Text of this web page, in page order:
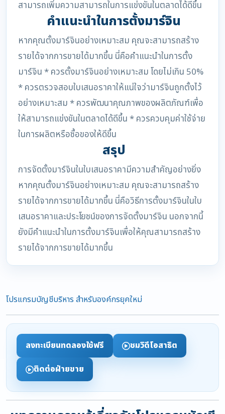
สามารถเพิ่มความสามารถในการแข่งขันในตลาดได้ดีขึ้น
คำแนะนำในการตั้งมาร์จิน
หากคุณตั้งมาร์จินอย่างเหมาะสม คุณจะสามารถสร้าง
รายได้จากการขายได้มากขึ้น นี่คือคำแนะนำในการตั้ง
มาร์จิน * ควรตั้งมาร์จินอย่างเหมาะสม โดยไม่เกิน 50%
* ควรตรวจสอบใบเสนอราคาให้แน่ใจว่ามาร์จินถูกตั้งไว้
อย่างเหมาะสม * ควรพัฒนาคุณภาพของผลิตภัณฑ์เพื่อ
ให้สามารถแข่งขันในตลาดได้ดีขึ้น * ควรควบคุมค่าใช้จ่าย
ในการผลิตหรือซื้อของให้ดีขึ้น
สรุป
การจัดตั้งมาร์จินในใบเสนอราคามีความสำคัญอย่างยิ่ง
หากคุณตั้งมาร์จินอย่างเหมาะสม คุณจะสามารถสร้าง
รายได้จากการขายได้มากขึ้น นี่คือวิธีการตั้งมาร์จินในใบ
เสนอราคาและประโยชน์ของการจัดตั้งมาร์จิน นอกจากนี้
ยังมีคำแนะนำในการตั้งมาร์จินเพื่อให้คุณสามารถสร้าง
รายได้จากการขายได้มากขึ้น
โปรแกรมบัญชีบริหาร สำหรับองค์กรยุคใหม่
ลงทะเบียนทดลองใช้ฟรี
ชมวิดีโอสาธิต
ติดต่อฝ่ายขาย